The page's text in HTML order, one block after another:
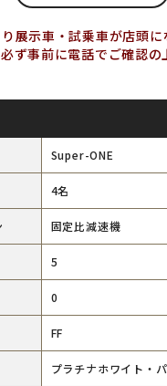
展示車・試乗車が店頭に
ず事前に電話でご確認の
Super-ONE
4名
固定比減速機
5
0
FF
プラチナホワイト・